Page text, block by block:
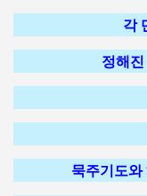
각
정해
묵주기도